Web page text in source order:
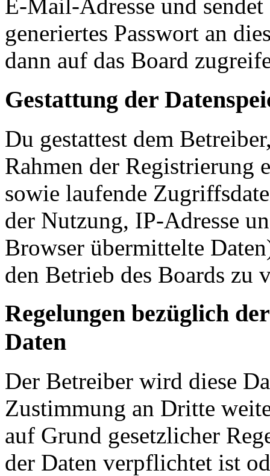
E-Mail-Adresse und
generiertes Passwort an
dann auf das Board
Gestattung der
Du gestattest dem
Rahmen der Registrierung
sowie laufende
der Nutzung, IP-Adresse
Browser übermittelte
den Betrieb des Boards zu
Regelungen bezüglich
Daten
Der Betreiber wird diese
Zustimmung an Dritte
auf Grund gesetzlicher
der Daten verpflichtet ist